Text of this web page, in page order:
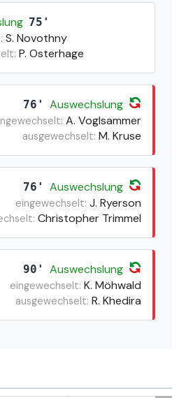
75'
S. Novothny
P. Osterhage
76' Auswechslung
A. Voglsammer
ausgewechselt: M. Kruse
76' Auswechslung
eingewechselt: J. Ryerson
Christopher Trimmel
90' Auswechslung
eingewechselt: K. Möhwald
ausgewechselt: R. Khedira